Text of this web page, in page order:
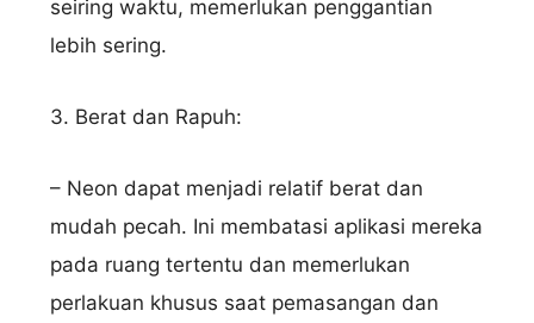
seiring waktu, memerlukan penggantian
lebih sering.
3. Berat dan Rapuh:
– Neon dapat menjadi relatif berat dan
mudah pecah. Ini membatasi aplikasi mereka
pada ruang tertentu dan memerlukan
perlakuan khusus saat pemasangan dan
Nama Lengkap